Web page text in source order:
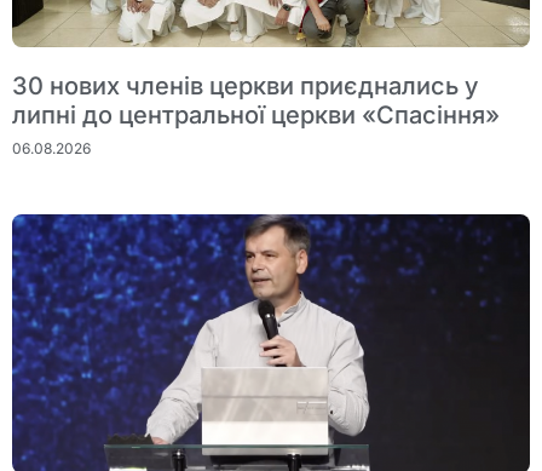
30 нових членів церкви приєднались у
липні до центральної церкви «Спасіння»
06.08.2026